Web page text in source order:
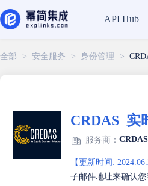
API Hub
全部 > 安全服务 > 身份管理 >
CRDAS  实
服务商： CRDAS
【更新时间:
子邮件地址来确认您